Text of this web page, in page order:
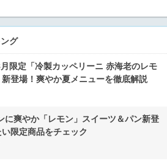
グ
限定「冷製カッペリーニ 赤海老のレモ
登場！爽やか夏メニューを徹底解説
に爽やか「レモン」スイーツ＆パン新登
限定商品をチェック